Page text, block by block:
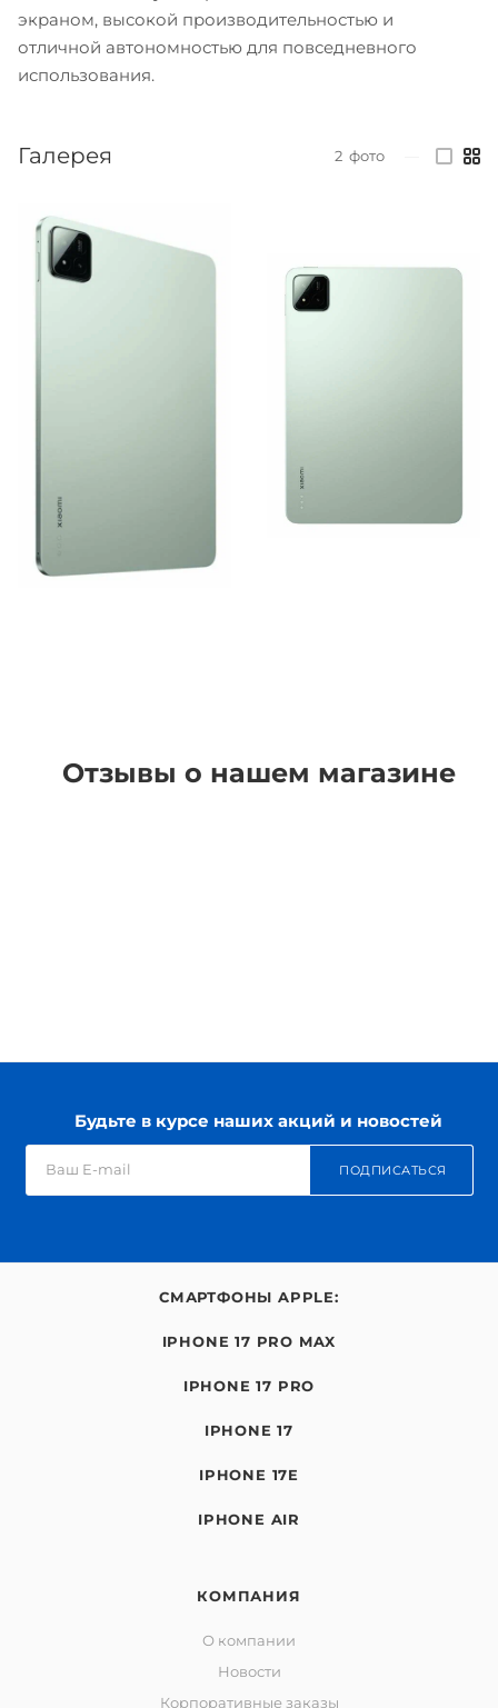
экраном, высокой производительностью и
отличной автономностью для повседневного
использования.
Галерея 2 фото
Отзывы о нашем магазине
Будьте в курсе наших акций и новостей
ПОДПИСАТЬСЯ
СМАРТФОНЫ APPLE:
IPHONE 17 PRO MAX
IPHONE 17 PRO
IPHONE 17
IPHONE 17E
IPHONE AIR
КОМПАНИЯ
О компании
Новости
Корпоративные заказы